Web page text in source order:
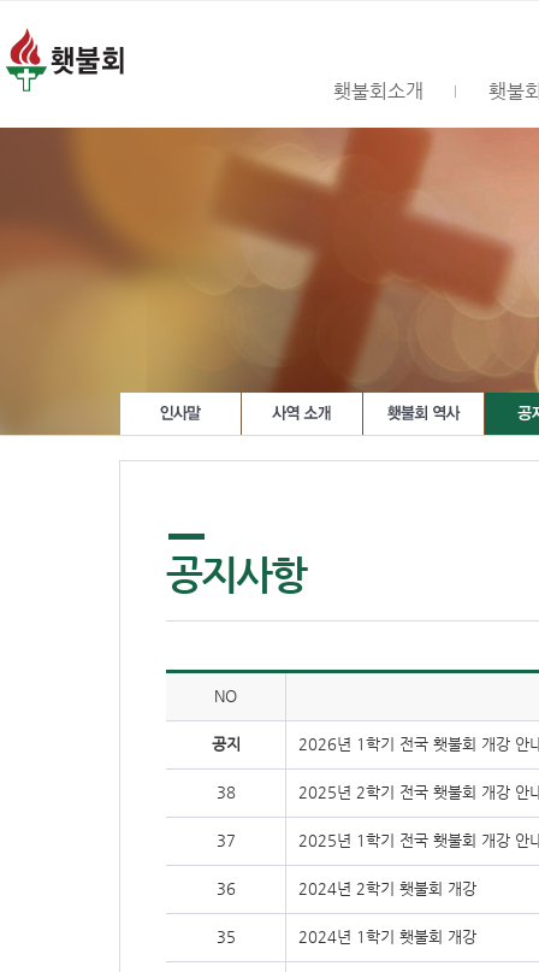
횃불회소개 횃불
공지사항
NO
공지 2026년 1학기 전국 횃불회 개강 안
38 2025년 2학기 전국 횃불회 개강 안
37 2025년 1학기 전국 횃불회 개강 안
36 2024년 2학기 횃불회 개강
35 2024년 1학기 횃불회 개강